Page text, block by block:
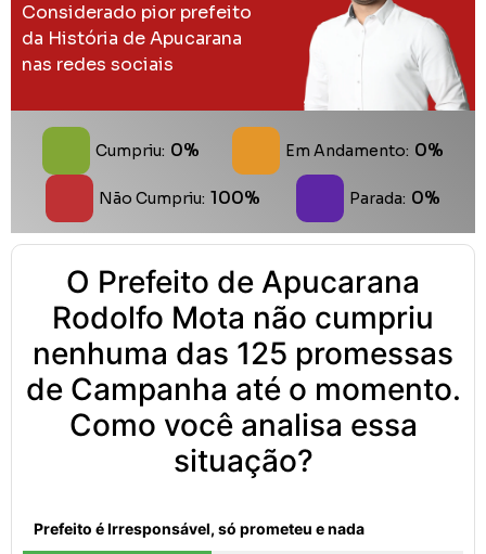
Considerado pior prefeito
da História de Apucarana
nas redes sociais
Cumpriu: 0% Em Andamento: 0%
Não Cumpriu: 100% Parada: 0%
O Prefeito de Apucarana
Rodolfo Mota não cumpriu
nenhuma das 125 promessas
de Campanha até o momento.
Como você analisa essa
situação?
Prefeito é Irresponsável, só prometeu e nada